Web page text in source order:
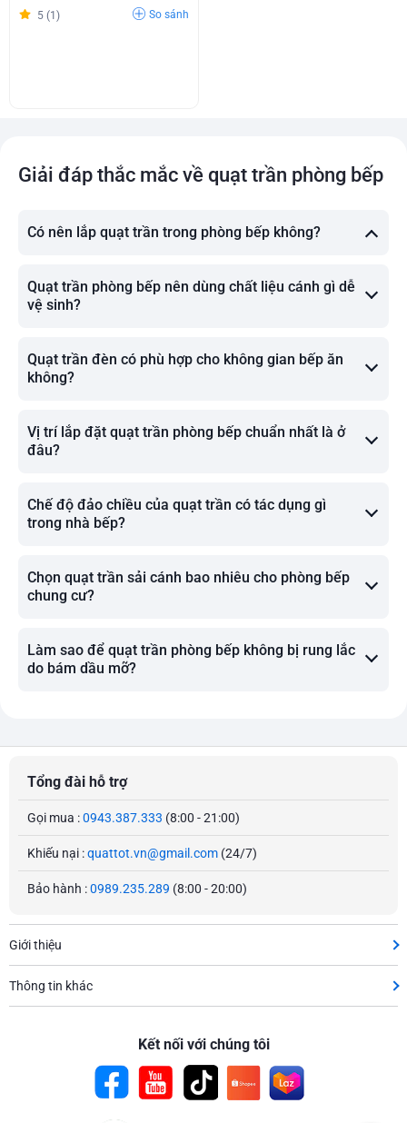
5 (1) So sánh
Giải đáp thắc mắc về quạt trần phòng bếp
Có nên lắp quạt trần trong phòng bếp không?
Quạt trần phòng bếp nên dùng chất liệu cánh gì dễ
vệ sinh?
Quạt trần đèn có phù hợp cho không gian bếp ăn
không?
Vị trí lắp đặt quạt trần phòng bếp chuẩn nhất là ở
đâu?
Chế độ đảo chiều của quạt trần có tác dụng gì
trong nhà bếp?
Chọn quạt trần sải cánh bao nhiêu cho phòng bếp
chung cư?
Làm sao để quạt trần phòng bếp không bị rung lắc
do bám dầu mỡ?
Tổng đài hỗ trợ
Gọi mua :0943.387.333 (8:00 - 21:00)
Khiếu nại :quattot.vn@gmail.com (24/7)
Bảo hành :0989.235.289 (8:00 - 20:00)
Giới thiệu
Thông tin khác
Kết nối với chúng tôi